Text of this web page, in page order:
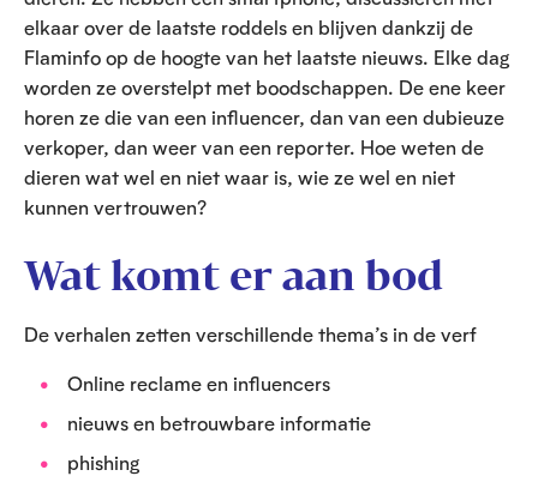
elkaar over de laatste roddels en blijven dankzij de
Flaminfo op de hoogte van het laatste nieuws. Elke dag
worden ze overstelpt met boodschappen. De ene keer
horen ze die van een influencer, dan van een dubieuze
verkoper, dan weer van een reporter. Hoe weten de
dieren wat wel en niet waar is, wie ze wel en niet
kunnen vertrouwen?
Wat komt er aan bod
De verhalen zetten verschillende thema’s in de verf
Online reclame en influencers
nieuws en betrouwbare informatie
phishing